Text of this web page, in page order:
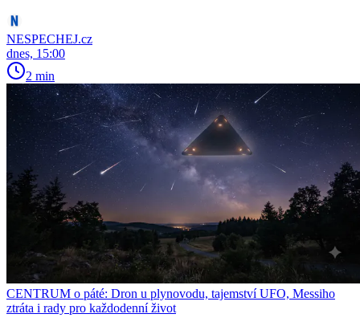
NESPECHEJ.cz
dnes, 15:00
2 min
CENTRUM o páté: Dron u plynovodu, tajemství UFO, Messiho
ztráta i rady pro každodenní život